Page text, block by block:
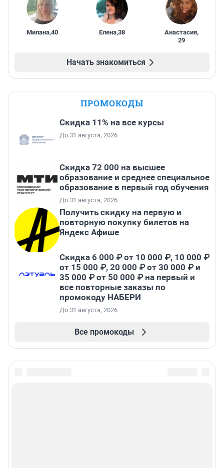
Милана,40 Елена,38 Анастасия,
29
Начать знакомиться
ПРОМОКОДЫ
Скидка 11% на все курсы
До 31 августа, 2026
Скидка 72 000 на высшее
образование и среднее специальное
образование в первый год обучения
До 31 августа, 2026
Получить скидку на первую и
повторную покупку билетов на
Яндекс Афише
Скидка 6 000 ₽ от 10 000 ₽, 10 000 ₽
от 15 000 ₽, 20 000 ₽ от 30 000 ₽ и
35 000 ₽ от 50 000 ₽ на первый и
все повторные заказы по
промокоду НАБЕРИ
До 31 августа, 2026
Все промокоды